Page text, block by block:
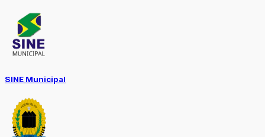
SINE Municipal